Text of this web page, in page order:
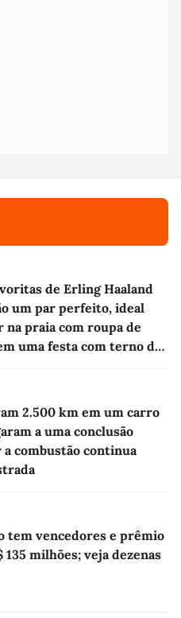
de Erling Haaland
um par perfeito, ideal
na praia com roupa de
uma festa com terno de
2.500 km em um carro
a uma conclusão
combustão continua
tem vencedores e prêmio
135 milhões; veja dezenas